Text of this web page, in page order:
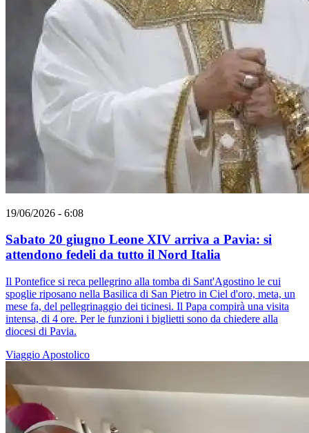
19/06/2026 - 6:08
Sabato 20 giugno Leone XIV arriva a Pavia: si
attendono fedeli da tutto il Nord Italia
Il Pontefice si reca pellegrino alla tomba di Sant'Agostino le cui
spoglie riposano nella Basilica di San Pietro in Ciel d'oro, meta, un
mese fa, del pellegrinaggio dei ticinesi. Il Papa compirà una visita
intensa, di 4 ore. Per le funzioni i biglietti sono da chiedere alla
diocesi di Pavia.
Viaggio Apostolico